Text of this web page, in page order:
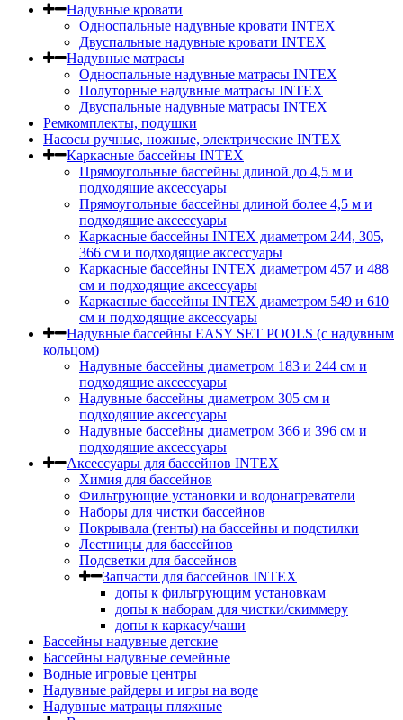
Надувные кровати
Односпальные надувные кровати INTEX
Двуспальные надувные кровати INTEX
Надувные матрасы
Односпальные надувные матрасы INTEX
Полуторные надувные матрасы INTEX
Двуспальные надувные матрасы INTEX
Ремкомплекты, подушки
Насосы ручные, ножные, электрические INTEX
Каркасные бассейны INTEX
Прямоугольные бассейны длиной до 4,5 м и
подходящие аксессуары
Прямоугольные бассейны длиной более 4,5 м и
подходящие аксессуары
Каркасные бассейны INTEX диаметром 244, 305,
366 см и подходящие аксессуары
Каркасные бассейны INTEX диаметром 457 и 488
cм и подходящие аксессуары
Каркасные бассейны INTEX диаметром 549 и 610
см и подходящие аксессуары
Надувные бассейны EASY SET POOLS (с надувным
кольцом)
Надувные бассейны диаметром 183 и 244 см и
подходящие аксессуары
Надувные бассейны диаметром 305 см и
подходящие аксессуары
Надувные бассейны диаметром 366 и 396 см и
подходящие аксессуары
Аксессуары для бассейнов INTEX
Химия для бассейнов
Фильтрующие установки и водонагреватели
Наборы для чистки бассейнов
Покрывала (тенты) на бассейны и подстилки
Лестницы для бассейнов
Подсветки для бассейнов
Запчасти для бассейнов INTEX
допы к фильтрующим установкам
допы к наборам для чистки/скиммеру
допы к каркасу/чаши
Бассейны надувные детские
Бассейны надувные семейные
Водные игровые центры
Надувные райдеры и игры на воде
Надувные матрацы пляжные